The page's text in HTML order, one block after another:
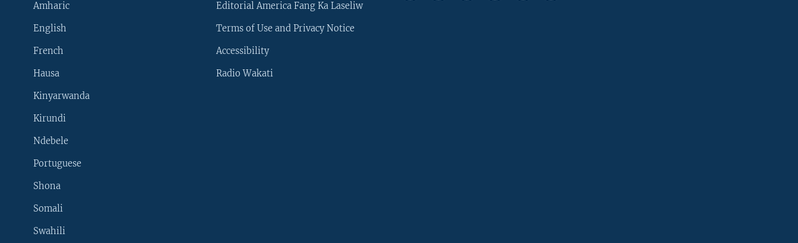
SUIVEZ-NOUS
Amharic
English
French
Hausa
Kinyarwanda
Kirundi
Ndebele
Portuguese
Shona
Somali
Swahili
Editorial America Fang Ka Laseliw
Terms of Use and Privacy Notice
Accessibility
Radio Wakati